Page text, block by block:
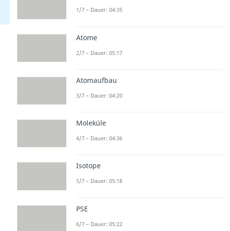
1/7 – Dauer: 04:35
Atome
2/7 – Dauer: 05:17
Atomaufbau
3/7 – Dauer: 04:20
Moleküle
4/7 – Dauer: 04:36
Isotope
5/7 – Dauer: 05:18
PSE
6/7 – Dauer: 05:22